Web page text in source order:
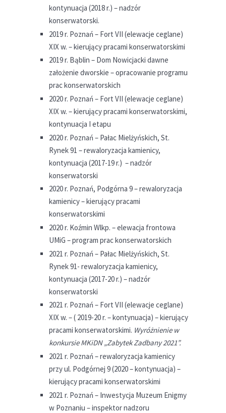
kontynuacja (2018 r.) – nadzór
konserwatorski.
2019 r. Poznań – Fort VII (elewacje ceglane)
XIX w. – kierujący pracami konserwatorskimi
2019 r. Bąblin – Dom Nowicjacki dawne
założenie dworskie – opracowanie programu
prac konserwatorskich
2020 r. Poznań – Fort VII (elewacje ceglane)
XIX w. – kierujący pracami konserwatorskimi,
kontynuacja I etapu
2020 r. Poznań – Pałac Mielżyńskich, St.
Rynek 91 – rewaloryzacja kamienicy,
kontynuacja (2017-19 r.) – nadzór
konserwatorski
2020 r. Poznań, Podgórna 9 – rewaloryzacja
kamienicy – kierujący pracami
konserwatorskimi
2020 r. Koźmin Wlkp. – elewacja frontowa
UMiG – program prac konserwatorskich
2021 r. Poznań – Pałac Mielżyńskich, St.
Rynek 91- rewaloryzacja kamienicy,
kontynuacja (2017-20 r.) – nadzór
konserwatorski
2021 r. Poznań – Fort VII (elewacje ceglane)
XIX w. – ( 2019-20 r. – kontynuacja) – kierujący
pracami konserwatorskimi. Wyróżnienie w
konkursie MKiDN „Zabytek Zadbany 2021”.
2021 r. Poznań – rewaloryzacja kamienicy
przy ul. Podgórnej 9 (2020 – kontynuacja) –
kierujący pracami konserwatorskimi
2021 r. Poznań – Inwestycja Muzeum Enigmy
w Poznaniu – inspektor nadzoru